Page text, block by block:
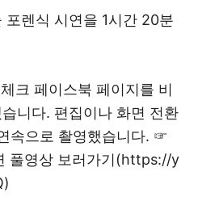
렌식 시연을 1시간 20분
크 페이스북 페이지를 비
니다. 편집이나 화면 전환
속으로 촬영했습니다. ☞
풀영상 보러가기(https://y